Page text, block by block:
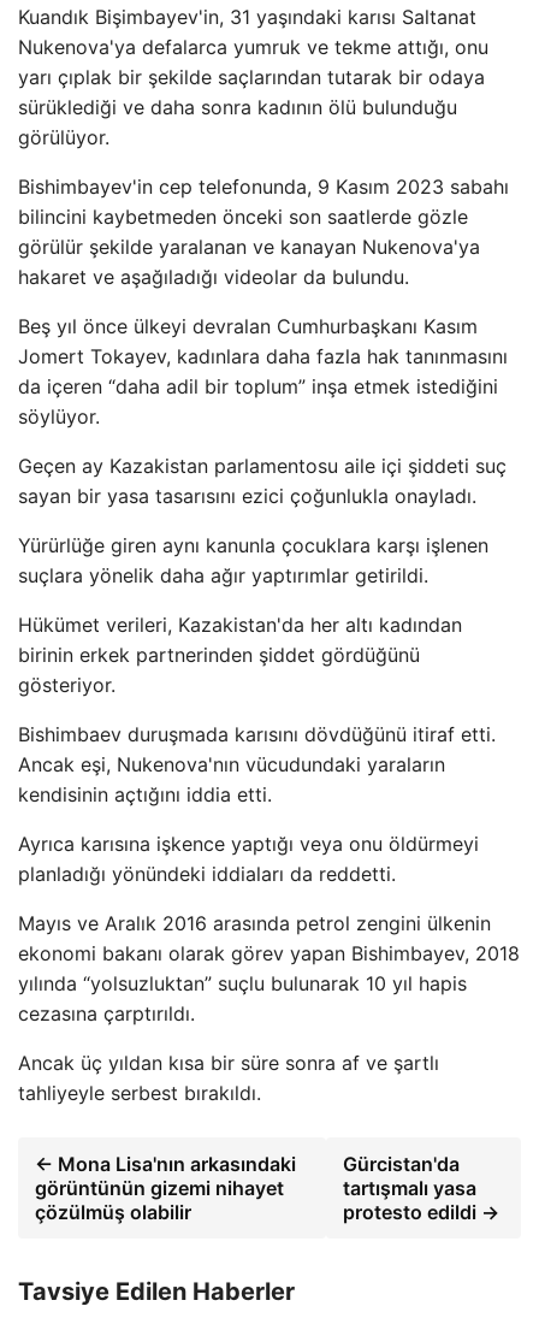
Kuandık Bişimbayev'in, 31 yaşındaki karısı Saltanat
Nukenova'ya defalarca yumruk ve tekme attığı, onu
yarı çıplak bir şekilde saçlarından tutarak bir odaya
sürüklediği ve daha sonra kadının ölü bulunduğu
görülüyor.
Bishimbayev'in cep telefonunda, 9 Kasım 2023 sabahı
bilincini kaybetmeden önceki son saatlerde gözle
görülür şekilde yaralanan ve kanayan Nukenova'ya
hakaret ve aşağıladığı videolar da bulundu.
Beş yıl önce ülkeyi devralan Cumhurbaşkanı Kasım
Jomert Tokayev, kadınlara daha fazla hak tanınmasını
da içeren “daha adil bir toplum” inşa etmek istediğini
söylüyor.
Geçen ay Kazakistan parlamentosu aile içi şiddeti suç
sayan bir yasa tasarısını ezici çoğunlukla onayladı.
Yürürlüğe giren aynı kanunla çocuklara karşı işlenen
suçlara yönelik daha ağır yaptırımlar getirildi.
Hükümet verileri, Kazakistan'da her altı kadından
birinin erkek partnerinden şiddet gördüğünü
gösteriyor.
Bishimbaev duruşmada karısını dövdüğünü itiraf etti.
Ancak eşi, Nukenova'nın vücudundaki yaraların
kendisinin açtığını iddia etti.
Ayrıca karısına işkence yaptığı veya onu öldürmeyi
planladığı yönündeki iddiaları da reddetti.
Mayıs ve Aralık 2016 arasında petrol zengini ülkenin
ekonomi bakanı olarak görev yapan Bishimbayev, 2018
yılında “yolsuzluktan” suçlu bulunarak 10 yıl hapis
cezasına çarptırıldı.
Ancak üç yıldan kısa bir süre sonra af ve şartlı
tahliyeyle serbest bırakıldı.
← Mona Lisa'nın arkasındaki
görüntünün gizemi nihayet
çözülmüş olabilir
Gürcistan'da
tartışmalı yasa
protesto edildi →
Tavsiye Edilen Haberler